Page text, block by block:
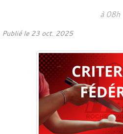
à 08h
Publié le 23 oct. 2025